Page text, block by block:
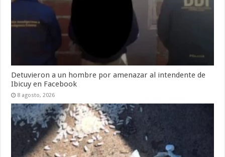
Detuvieron a un hombre por amenazar al intendente de
Ibicuy en Facebook
8 agosto, 2026